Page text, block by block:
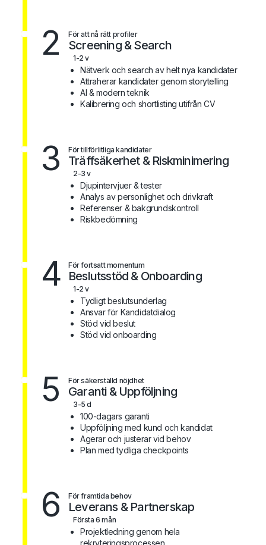
2 För att nå rätt profiler
Screening & Search
1-2 v
Nätverk och search av helt nya kandidater
Attraherar kandidater genom storytelling
AI & modern teknik
Kalibrering och shortlisting utifrån CV
3 För tillförlitliga kandidater
Träffsäkerhet & Riskminimering
2-3 v
Djupintervjuer & tester
Analys av personlighet och drivkraft
Referenser & bakgrundskontroll
Riskbedömning
4 För fortsatt momentum
Beslutsstöd & Onboarding
1-2 v
Tydligt beslutsunderlag
Ansvar för Kandidatdialog
Stöd vid beslut
Stöd vid onboarding
5 För säkerställd nöjdhet
Garanti & Uppföljning
3-5 d
100-dagars garanti
Uppföljning med kund och kandidat
Agerar och justerar vid behov
Plan med tydliga checkpoints
6 För framtida behov
Leverans & Partnerskap
Första 6 mån
Projektledning genom hela
rekryteringsprocessen